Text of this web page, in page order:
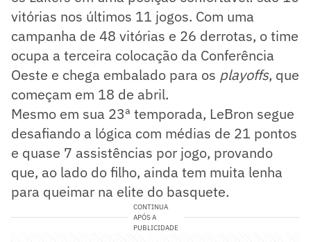
vitórias nos últimos 11 jogos. Com uma
campanha de 48 vitórias e 26 derrotas, o time
ocupa a terceira colocação da Conferência
Oeste e chega embalado para os playoffs, que
começam em 18 de abril.
Mesmo em sua 23ª temporada, LeBron segue
desafiando a lógica com médias de 21 pontos
e quase 7 assistências por jogo, provando
que, ao lado do filho, ainda tem muita lenha
para queimar na elite do basquete.
CONTINUA
APÓS A
PUBLICIDADE